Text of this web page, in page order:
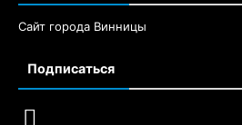
Сайт города Винницы
Подписаться